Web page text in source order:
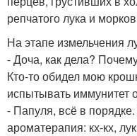
репчатого лука и
На этапе измельчения
- Доча, как дела?
Кто-то обидел мою
испытывать иммунитет
- Папуля, всё в
ароматерапия: кх-кх,